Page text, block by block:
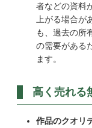
者などの資料
上がる場合
も、過去の所
の需要がある
ます。
高く売れる
作品のクオリ